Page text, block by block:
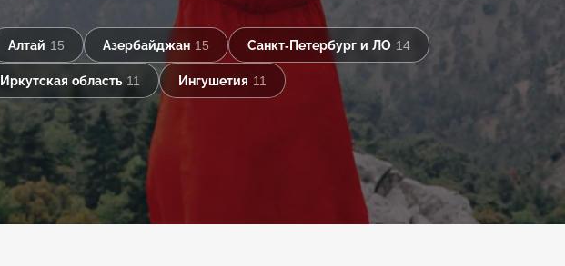
Алтай 15 Азербайджан 15 Санкт-Петербург и ЛО 14
Иркутская область 11 Ингушетия 11